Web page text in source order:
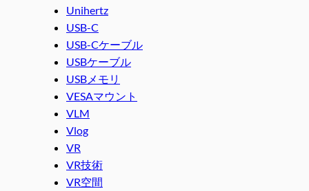
Unihertz
USB-C
USB-Cケーブル
USBケーブル
USBメモリ
VESAマウント
VLM
Vlog
VR
VR技術
VR空間